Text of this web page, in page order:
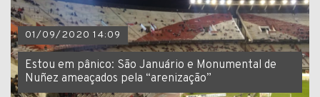
01/09/2020 14:09
Estou em pânico: São Januário e Monumental de
Nuñez ameaçados pela “arenização”